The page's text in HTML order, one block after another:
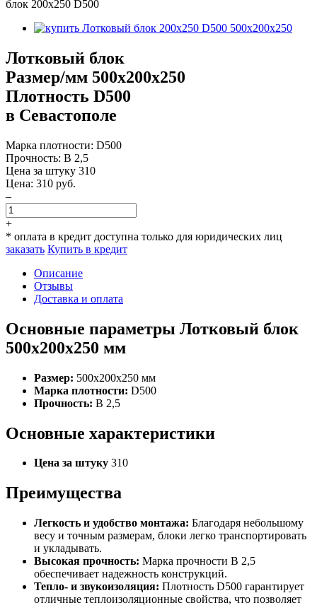
блок 200х250 D500
Лотковый блок
Размер/мм 500x200x250
Плотность D500
в Севастополе
Марка плотности: D500
Прочность: B 2,5
Цена за штуку 310
Цена: 310 руб.
–
+
* оплата в кредит доступна только для юридических лиц
заказать Купить в кредит
Описание
Отзывы
Доставка и оплата
Основные параметры Лотковый блок
500x200x250 мм
Размер: 500x200x250 мм
Марка плотности: D500
Прочность: B 2,5
Основные характеристики
Цена за штуку 310
Преимущества
Легкость и удобство монтажа: Благодаря небольшому
весу и точным размерам, блоки легко транспортировать
и укладывать.
Высокая прочность: Марка прочности B 2,5
обеспечивает надежность конструкций.
Тепло- и звукоизоляция: Плотность D500 гарантирует
отличные теплоизоляционные свойства, что позволяет